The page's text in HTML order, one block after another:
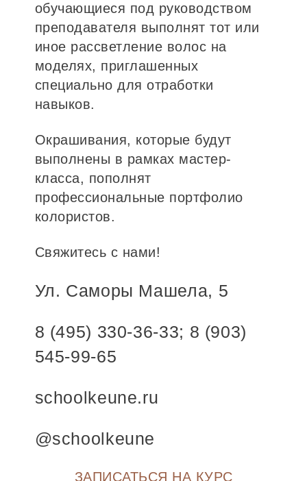
обучающиеся под руководством
преподавателя выполнят тот или
иное рассветление волос на
моделях, приглашенных
специально для отработки
навыков.
Окрашивания, которые будут
выполнены в рамках мастер-
класса, пополнят
профессиональные портфолио
колористов.
Свяжитесь с нами!
Ул. Саморы Машела, 5
8 (495) 330-36-33; 8 (903)
545-99-65
schoolkeune.ru
@schoolkeune
ЗАПИСАТЬСЯ НА КУРС